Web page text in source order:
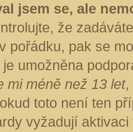
jsem se, ale
že
pořádku, pak se
umožněna
mi méně než 13 let,
toto není ten
vyžadují